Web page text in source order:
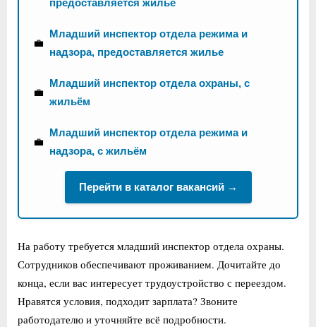
💼
Младший инспектор отдела режима и
надзора, предоставляется жилье
💼
Младший инспектор отдела охраны, с
жильём
💼
Младший инспектор отдела режима и
надзора, с жильём
Перейти в каталог вакансий →
На работу требуется младший инспектор отдела охраны.
Сотрудников обеспечивают проживанием. Дочитайте до
конца, если вас интересует трудоустройство с переездом.
Нравятся условия, подходит зарплата? Звоните
работодателю и уточняйте всё подробности.